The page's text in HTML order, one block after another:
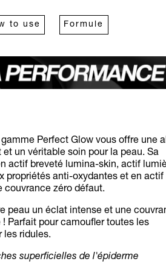
to use Formule
Perfect Glow vous offre une
un véritable soin pour la peau. Sa
actif breveté lumina-skin, actif
propriétés anti-oxydantes et en actif
couvrance zéro défaut.
peau un éclat intense et une
Parfait pour camoufler toutes les
les ridules.
superficielles de l'épiderme